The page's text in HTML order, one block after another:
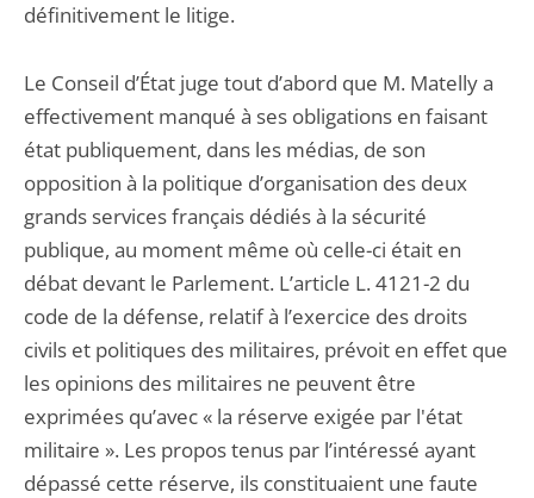
définitivement le litige.
Le Conseil d’État juge tout d’abord que M. Matelly a
effectivement manqué à ses obligations en faisant
état publiquement, dans les médias, de son
opposition à la politique d’organisation des deux
grands services français dédiés à la sécurité
publique, au moment même où celle-ci était en
débat devant le Parlement. L’article L. 4121-2 du
code de la défense, relatif à l’exercice des droits
civils et politiques des militaires, prévoit en effet que
les opinions des militaires ne peuvent être
exprimées qu’avec « la réserve exigée par l'état
militaire ». Les propos tenus par l’intéressé ayant
dépassé cette réserve, ils constituaient une faute